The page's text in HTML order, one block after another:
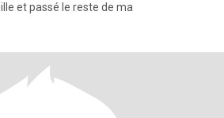
et passé le reste de ma